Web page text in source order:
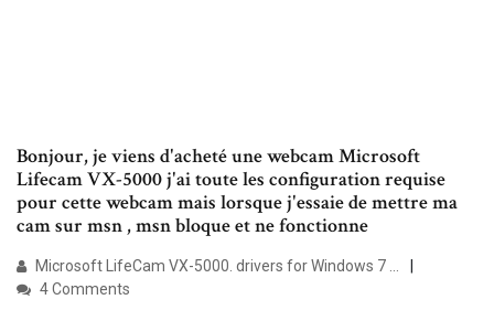
Bonjour, je viens d'acheté une webcam Microsoft
Lifecam VX-5000 j'ai toute les configuration requise
pour cette webcam mais lorsque j'essaie de mettre ma
cam sur msn , msn bloque et ne fonctionne
Microsoft LifeCam VX-5000. drivers for Windows 7 …
4 Comments